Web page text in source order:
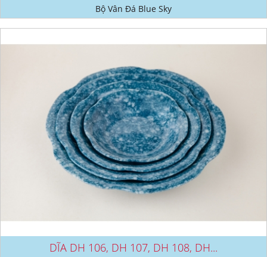
Bộ Vân Đá Blue Sky
DĨA DH 106, DH 107, DH 108, DH...